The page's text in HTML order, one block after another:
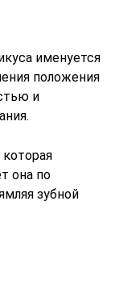
именуется
положения
и
она по
зубной